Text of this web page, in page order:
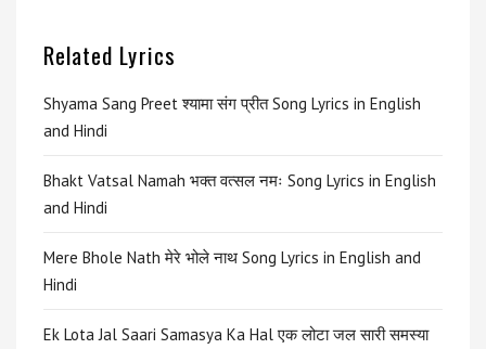
Related Lyrics
Shyama Sang Preet श्यामा संग प्रीत Song Lyrics in English
and Hindi
Bhakt Vatsal Namah भक्त वत्सल नमः Song Lyrics in English
and Hindi
Mere Bhole Nath मेरे भोले नाथ Song Lyrics in English and
Hindi
Ek Lota Jal Saari Samasya Ka Hal एक लोटा जल सारी समस्या